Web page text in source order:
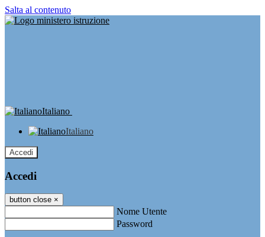
Salta al contenuto
Italiano
Italiano
Accedi
Accedi
button close ×
Nome Utente
Password